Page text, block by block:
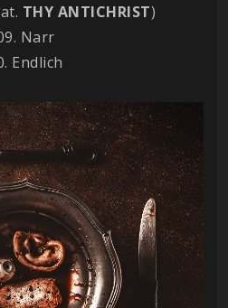
THY ANTICHRIST)
Narr
Endlich